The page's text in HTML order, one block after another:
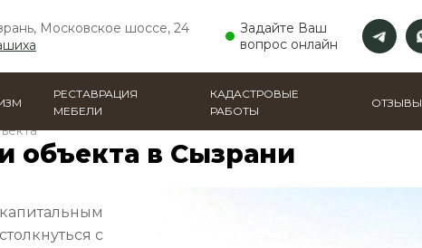
Московское шоссе, 24
Задайте Ваш
вопрос онлайн
РЕСТАВРАЦИЯ
МЕБЕЛИ
КАДАСТРОВЫЕ
РАБОТЫ
ОТЗЫВЫ
объекта в Сызрани
с